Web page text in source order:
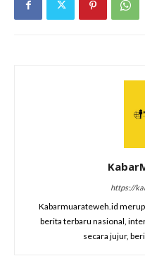
https://
Kabarmuarateweh.id
berita terbaru nasional,
secara jujur,